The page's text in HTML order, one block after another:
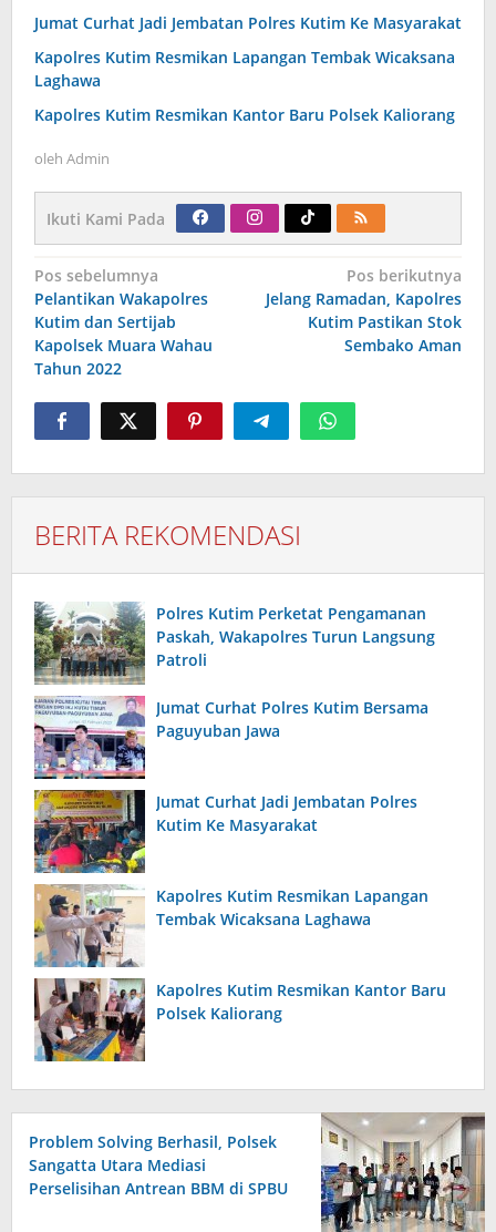
Jumat Curhat Jadi Jembatan Polres Kutim Ke Masyarakat
Kapolres Kutim Resmikan Lapangan Tembak Wicaksana
Laghawa
Kapolres Kutim Resmikan Kantor Baru Polsek Kaliorang
oleh Admin
Ikuti Kami Pada
Navigasi
pos
Pos sebelumnya
Pelantikan Wakapolres
Kutim dan Sertijab
Kapolsek Muara Wahau
Tahun 2022
Pos berikutnya
Jelang Ramadan, Kapolres
Kutim Pastikan Stok
Sembako Aman
BERITA REKOMENDASI
Polres Kutim Perketat Pengamanan
Paskah, Wakapolres Turun Langsung
Patroli
Jumat Curhat Polres Kutim Bersama
Paguyuban Jawa
Jumat Curhat Jadi Jembatan Polres
Kutim Ke Masyarakat
Kapolres Kutim Resmikan Lapangan
Tembak Wicaksana Laghawa
Kapolres Kutim Resmikan Kantor Baru
Polsek Kaliorang
Problem Solving Berhasil, Polsek
Sangatta Utara Mediasi
Perselisihan Antrean BBM di SPBU